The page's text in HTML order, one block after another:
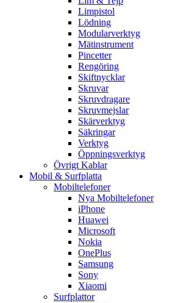
Limpistol
Lödning
Modularverktyg
Mätinstrument
Pincetter
Rengöring
Skiftnycklar
Skruvar
Skruvdragare
Skruvmejslar
Skärverktyg
Säkringar
Verktyg
Öppningsverktyg
Övrigt Kablar
Mobil & Surfplatta
Mobiltelefoner
Nya Mobiltelefoner
iPhone
Huawei
Microsoft
Nokia
OnePlus
Samsung
Sony
Xiaomi
Surfplattor